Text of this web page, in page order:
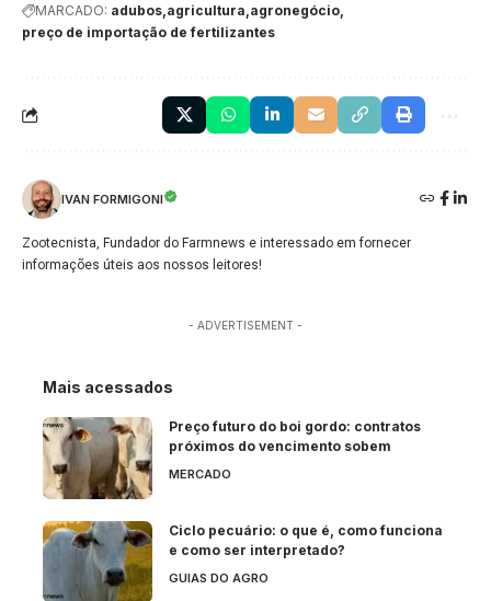
MARCADO: adubos agricultura agronegócio
preço de importação de fertilizantes
IVAN FORMIGONI
Zootecnista, Fundador do Farmnews e interessado em fornecer
informações úteis aos nossos leitores!
- ADVERTISEMENT -
Mais acessados
Preço futuro do boi gordo: contratos
próximos do vencimento sobem
MERCADO
Ciclo pecuário: o que é, como funciona
e como ser interpretado?
GUIAS DO AGRO